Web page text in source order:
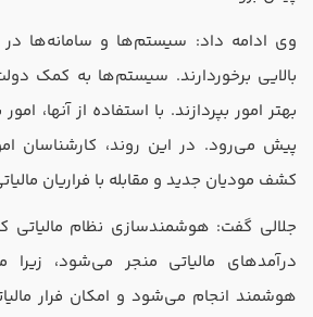
وی ادامه داد: سیستم‌ها و سامانه‌ها در
بالایی برخوردارند. سیستم‌ها به کمک
بهتر امور بپردازند. با استفاده از آنها،
پیش می‌رود. در این روند، کارشناسان
کشف مودیان جدید و مقابله با فراریان
جلالی گفت: هوشمندسازی نظام
درآمدهای مالیاتی منجر می‌شود، زیرا
هوشمند انجام می‌شود و امکان فرار